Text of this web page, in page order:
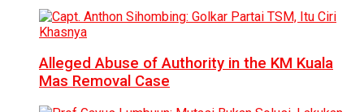
Alleged Abuse of Authority in the KM Kuala
Mas Removal Case